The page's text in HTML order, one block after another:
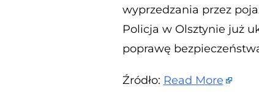
wyprzedzania przez
Policja w Olsztynie już
poprawę
Źródło: Read More